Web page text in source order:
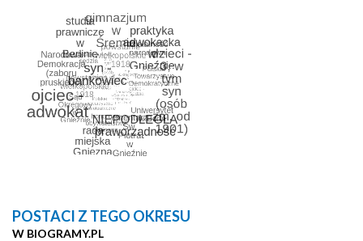
POSTACI Z TEGO OKRESU
W BIOGRAMY.PL